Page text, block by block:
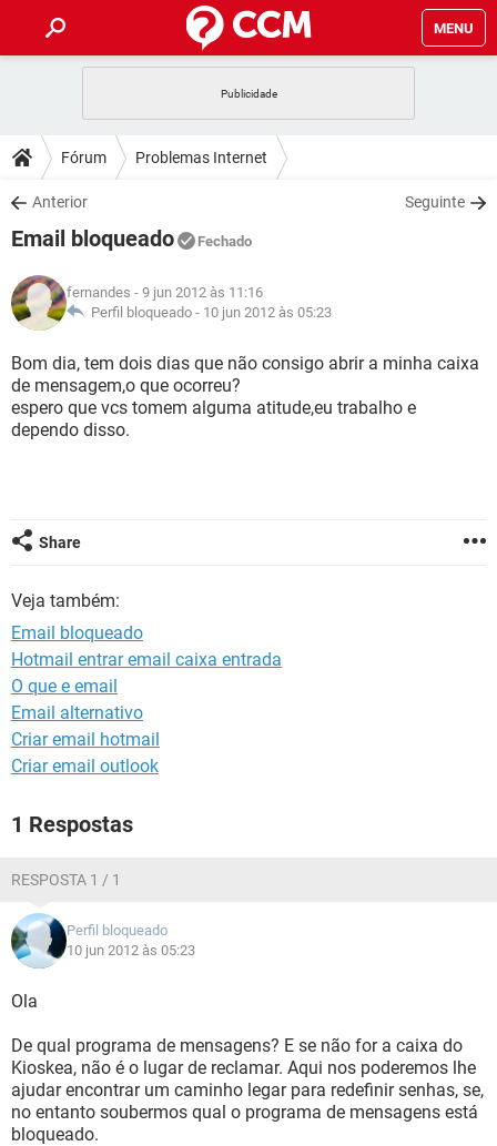
MENU
CELULAR FACEBOOK
OUTLOOK
INSTAGRAM
GUIA DE COMPRAS
DICAS
JOGOS WHATSAPP
INSTAGRAM
GUIA DE COMPRAS
DOWNLOADS
JOGOS
CELULAR
OUTLOOK EXCEL
INSTAGRAM GMAIL
GUIA DE COMPRAS
JOGOS
CELULAR
OUTLOOK EXCEL
INSTAGRAM GMAIL
GLOSSÁRIO
JOGOS WHATSAPP
CELULAR
OUTLOOK
Fórum Problemas Internet
Anterior Seguinte
Email bloqueado Fechado
fernandes - 9 jun 2012 às 11:16
Perfil bloqueado - 10 jun 2012 às 05:23
Bom dia, tem dois dias que não consigo abrir a minha caixa
de mensagem,o que ocorreu?
espero que vcs tomem alguma atitude,eu trabalho e
dependo disso.
Share
Veja também:
Email bloqueado
Hotmail entrar email caixa entrada
O que e email
Email alternativo
Criar email hotmail
Criar email outlook
1 Respostas
RESPOSTA 1 / 1
Perfil bloqueado
10 jun 2012 às 05:23
Ola
De qual programa de mensagens? E se não for a caixa do
Kioskea, não é o lugar de reclamar. Aqui nos poderemos lhe
ajudar encontrar um caminho legar para redefinir senhas, se,
no entanto soubermos qual o programa de mensagens está
bloqueado.